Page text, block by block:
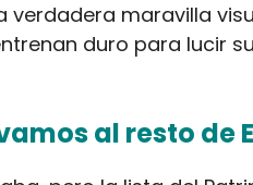
verdadera maravilla
duro para lucir
al resto de